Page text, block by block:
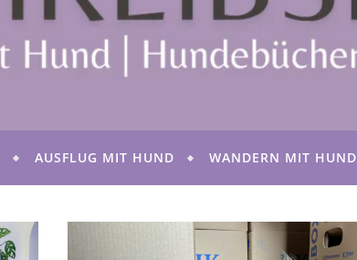
AUSFLUG MIT HUND WANDERN MIT HUND